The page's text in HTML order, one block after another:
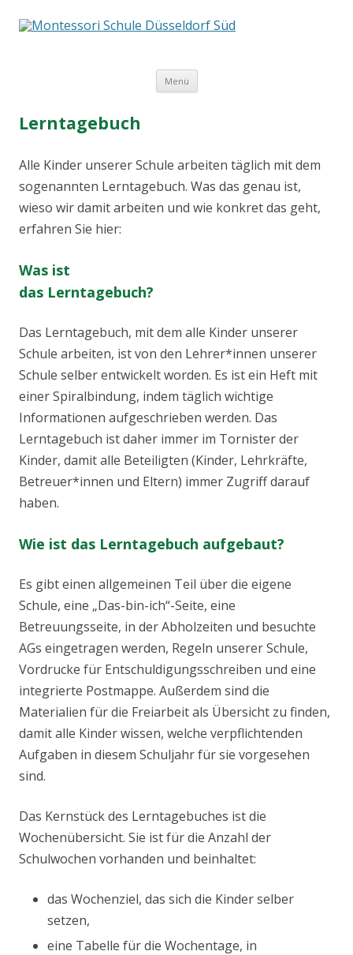
Menü Springe
zum
Lerntagebuch
Alle Kinder unserer Schule arbeiten täglich mit dem
sogenannten Lerntagebuch. Was das genau ist,
wieso wir damit arbeiten und wie konkret das geht,
erfahren Sie hier:
Was ist
das Lerntagebuch?
Das Lerntagebuch, mit dem alle Kinder unserer
Schule arbeiten, ist von den Lehrer*innen unserer
Schule selber entwickelt worden. Es ist ein Heft mit
einer Spiralbindung, indem täglich wichtige
Informationen aufgeschrieben werden. Das
Lerntagebuch ist daher immer im Tornister der
Kinder, damit alle Beteiligten (Kinder, Lehrkräfte,
Betreuer*innen und Eltern) immer Zugriff darauf
haben.
Wie ist das Lerntagebuch aufgebaut?
Es gibt einen allgemeinen Teil über die eigene
Schule, eine „Das-bin-ich“-Seite, eine
Betreuungsseite, in der Abholzeiten und besuchte
AGs eingetragen werden, Regeln unserer Schule,
Vordrucke für Entschuldigungsschreiben und eine
integrierte Postmappe. Außerdem sind die
Materialien für die Freiarbeit als Übersicht zu finden,
damit alle Kinder wissen, welche verpflichtenden
Aufgaben in diesem Schuljahr für sie vorgesehen
sind.
Das Kernstück des Lerntagebuches ist die
Wochenübersicht. Sie ist für die Anzahl der
Schulwochen vorhanden und beinhaltet:
das Wochenziel, das sich die Kinder selber
setzen,
eine Tabelle für die Wochentage, in